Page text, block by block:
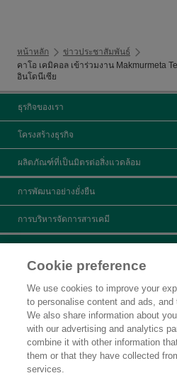
หน้าหลัก
ข่าวประชาสัมพันธ์
คาโอ เคมิคอล เข้าร่วมงาน Makmurmeta
อินโดนีเซีย
ธุรกิจของเรา
โครงสร้างธุรกิจ
ผลิตภัณฑ์ที่เป็นมิตรต่อสิ่งแวดล้อม
การพัฒนาอย่างยั่งยืน
การบริหารจัดการสารเคมี
สอบถามข้อมูล
ข่าวประชาสัมพันธ์
คำชี้แจงทางกฎหมาย
Cookie preference
We use cookies to improve your
to personalise content and ads,
We also share information about
with our advertising and analytics
combine it with other information
them or that they have collected
services.